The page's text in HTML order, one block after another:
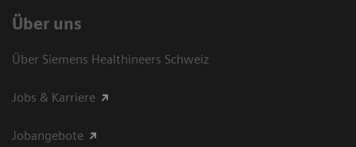
Über uns
Über Siemens Healthineers Schweiz
Jobs & Karriere
Jobangebote